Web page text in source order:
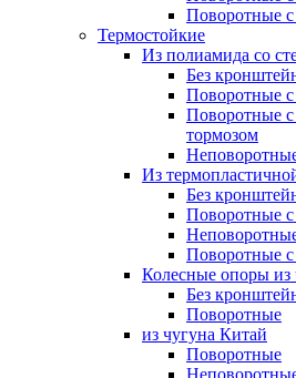
Поворотные
Термостойкие
Из полиамида со
Без
Поворотные
Поворотные
тормозом
Из
Без
Поворотные
Поворотные с
Колесные опоры из
Без
Поворотные
из чугуна Китай
Поворотные